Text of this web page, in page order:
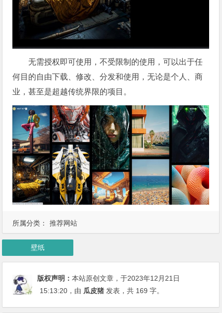
无需授权即可使用，不受限制的使用，可以出于任
何目的自由下载、修改、分发和使用，无论是个人、商
业，甚至是超越传统界限的项目。
所属分类： 推荐网站
壁纸
版权声明：本站原创文章，于2023年12月21日
15:13:20 ，由 瓜皮猪 发表，共 169 字。